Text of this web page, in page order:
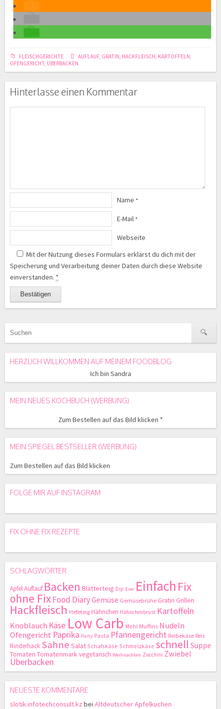
FLEISCHGERICHTE AUFLAUF, GRATIN HACKFLEISCH KARTOFFELN
OFENGERICHT, ÜBERBACKEN
Hinterlasse einen Kommentar
Name *
E-Mail *
Webseite
Mit der Nutzung dieses Formulars erklärst du dich mit der
Speicherung und Verarbeitung deiner Daten durch diese Website
einverstanden. *
HERZLICH WILLKOMMEN AUF MEINEM FOODBLOG
Ich bin Sandra
MEIN NEUES KOCHBUCH (WERBUNG)
Zum Bestellen auf das Bild klicken *
MEIN SPIEGEL BESTSELLER (WERBUNG)
Zum Bestellen auf das Bild klicken
FOLGE MIR AUF INSTAGRAM
FIX OHNE FIX REZEPTE
SCHLAGWÖRTER
ApfelAuflauf Backen Blätterteig Dip Eier Einfach Fix
ohne FixFood DiaryGemüse Gemüsebrühe Gratin Grillen
Hackfleisch Hefeteig Hähnchen Hähnchenbrust Kartoffeln
Knoblauch Käse Low Carb Mehl Muffins Nudeln
Ofengericht Paprika Party Pasta Pfannengericht Reibekäse Reis
Rinderhack Sahne Salat Schafskäse Schmelzkäse schnell Suppe
Tomaten Tomatenmark vegetarisch Weihnachten Zucchini Zwiebel
Überbacken
NEUESTE KOMMENTARE
slotik.infotechconsult.kz bei Altdeutscher Apfelkuchen